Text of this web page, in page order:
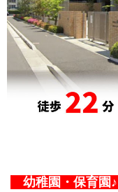
幼稚園・保育園♪